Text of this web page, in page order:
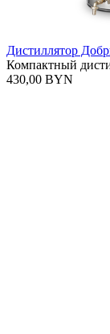
Дистиллятор
Компактный
430,00 BYN